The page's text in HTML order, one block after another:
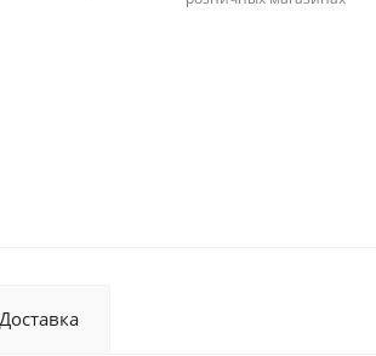
Доставка